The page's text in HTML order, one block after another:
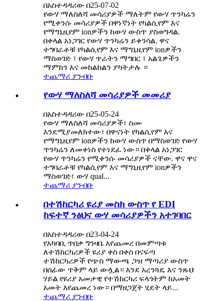
በአስተዳዳሪው በ25-07-02
የውሃ ማለስለሻ መሳሪያዎች ማለትም የውሃ ጥንካሬን
የሚቀንሱ መሳሪያዎች በዋነኛነት የካልሲየም እና
የማግኒዚየም ionዎችን ከውሃ ውስጥ ያስወግዳል.
በቀላል አነጋገር የውሃ ጥንካሬን ይቀንሳል. ዋና
ተግባራቶቹ የካልሲየም እና ማግኒዚየም ionዎችን
ማስወገድ ፣ የውሃ ጥራትን ማግበር ፣ አልጌዎችን
ማምከን እና መከልከልን ያካትታሉ ።
ተጨማሪ ያንብቡ
የውሃ ማለስለሻ መሳሪያዎች መመሪያ
በአስተዳዳሪው በ25-05-24
የውሃ ማለስለሻ መሳሪያዎች፣ ስሙ
እንደሚያመለክተው፣ በዋናነት የካልሲየም እና
የማግኒዚየም ionዎችን ከውሃ ውስጥ በማስወገድ የውሃ
ጥንካሬን ለመቀነስ የተነደፈ ነው። በቀላል አነጋገር
የውሃ ጥንካሬን የሚቀንሱ መሳሪያዎች ናቸው. ዋና ዋና
ተግባራቶቹ የካልሲየም እና ማግኒዚየም ionዎችን
ማስወገድ፣ ውሃ qual...
ተጨማሪ ያንብቡ
በተሽከርካሪ ዩሪያ መስክ ውስጥ የ EDI
ከፍተኛ ንፅህና ውሃ መሳሪያዎችን አተገባበር
በአስተዳዳሪው በ23-04-24
የአካባቢ ጥበቃ ግንዛቤ እየጨመረ በመምጣቱ
ለተሽከርካሪዎች ዩሪያ ቀስ በቀስ በናፍጣ
ተሽከርካሪዎች የጭስ ማውጫ ጋዝ ማጣሪያ ውስጥ
በሰፊው ጥቅም ላይ ውሏል። እንደ አረንጓዴ እና ንጹህ
ሃይል የዩሪያ አመታዊ የተሽከርካሪ ፍላጎትም ከአመት
አመት እየጨመረ ነው። በማዘጋጀት ሂደት ላይ...
ተጨማሪ ያንብቡ